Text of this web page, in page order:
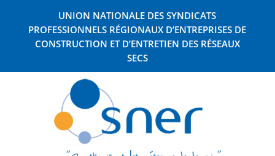
UNION NATIONALE DES SYNDICATS
PROFESSIONNELS RÉGIONAUX D’ENTREPRISES DE
CONSTRUCTION ET D’ENTRETIEN DES RÉSEAUX
SECS